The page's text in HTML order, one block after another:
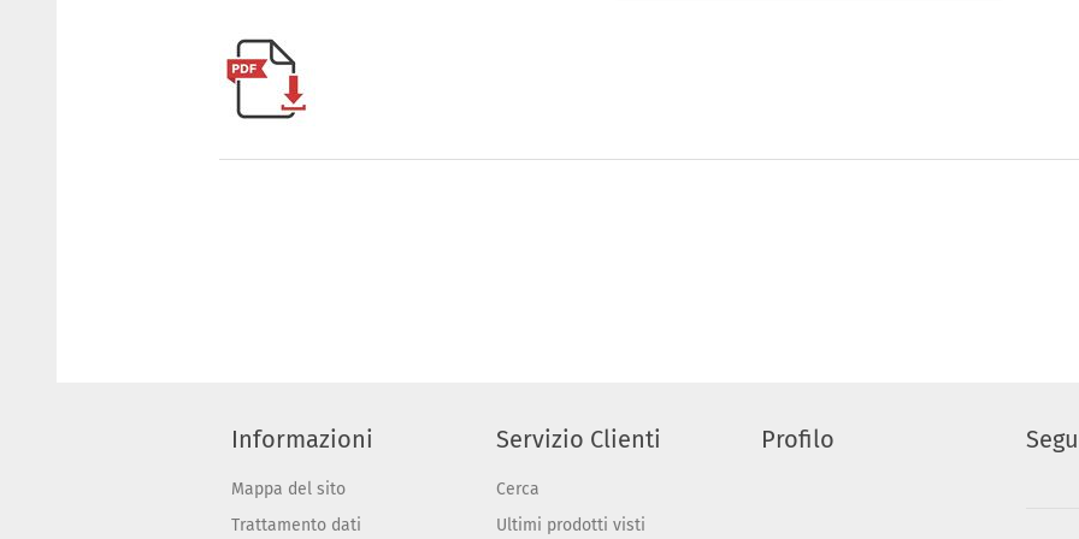
Informazioni
Mappa del sito
Trattamento dati
Servizio Clienti
Cerca
Ultimi prodotti visti
Profilo